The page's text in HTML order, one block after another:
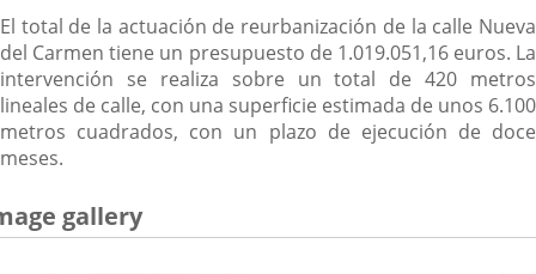
El total de la actuación de reurbanización de la calle Nueva
del Carmen tiene un presupuesto de 1.019.051,16 euros. La
intervención se realiza sobre un total de 420 metros
lineales de calle, con una superficie estimada de unos 6.100
metros cuadrados, con un plazo de ejecución de doce
meses.
gallery